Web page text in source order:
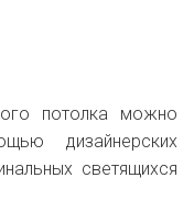
потолка можно
дизайнерских
светящихся